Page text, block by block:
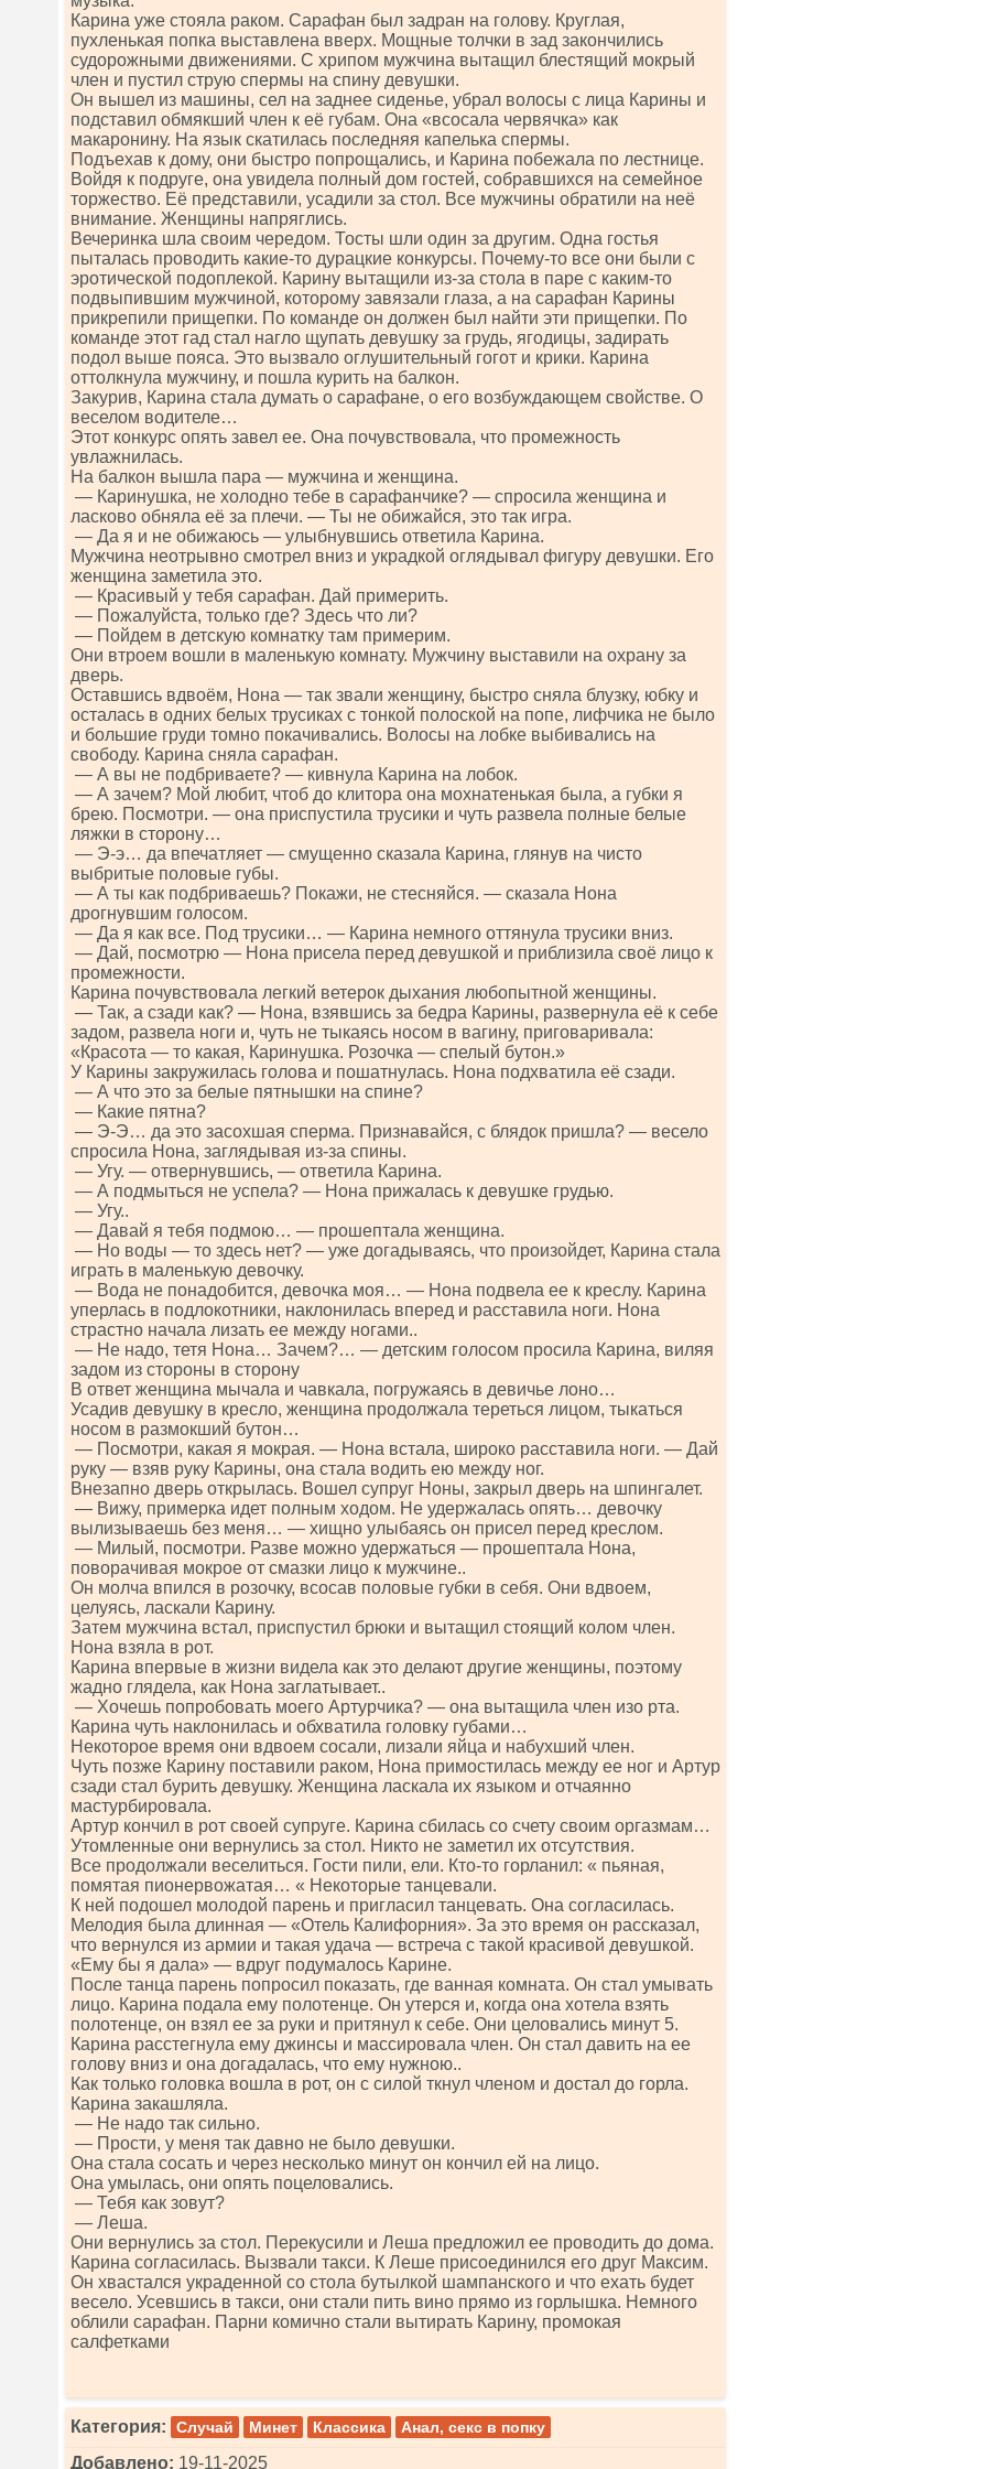
Карина уже стояла раком. Сарафан был задран на голову. Круглая,
пухленькая попка выставлена вверх. Мощные толчки в зад закончились
судорожными движениями. С хрипом мужчина вытащил блестящий мокрый
член и пустил струю спермы на спину девушки.
Он вышел из машины, сел на заднее сиденье, убрал волосы с лица Карины и
подставил обмякший член к её губам. Она «всосала червячка» как
макаронину. На язык скатилась последняя капелька спермы.
Подъехав к дому, они быстро попрощались, и Карина побежала по лестнице.
Войдя к подруге, она увидела полный дом гостей, собравшихся на семейное
торжество. Её представили, усадили за стол. Все мужчины обратили на неё
внимание. Женщины напряглись.
Вечеринка шла своим чередом. Тосты шли один за другим. Одна гостья
пыталась проводить какие-то дурацкие конкурсы. Почему-то все они были с
эротической подоплекой. Карину вытащили из-за стола в паре с каким-то
подвыпившим мужчиной, которому завязали глаза, а на сарафан Карины
прикрепили прищепки. По команде он должен был найти эти прищепки. По
команде этот гад стал нагло щупать девушку за грудь, ягодицы, задирать
подол выше пояса. Это вызвало оглушительный гогот и крики. Карина
оттолкнула мужчину, и пошла курить на балкон.
Закурив, Карина стала думать о сарафане, о его возбуждающем свойстве. О
веселом водителе…
Этот конкурс опять завел ее. Она почувствовала, что промежность
увлажнилась.
На балкон вышла пара — мужчина и женщина.
— Каринушка, не холодно тебе в сарафанчике? — спросила женщина и
ласково обняла её за плечи. — Ты не обижайся, это так игра.
— Да я и не обижаюсь — улыбнувшись ответила Карина.
Мужчина неотрывно смотрел вниз и украдкой оглядывал фигуру девушки. Его
женщина заметила это.
— Красивый у тебя сарафан. Дай примерить.
— Пожалуйста, только где? Здесь что ли?
— Пойдем в детскую комнатку там примерим.
Они втроем вошли в маленькую комнату. Мужчину выставили на охрану за
дверь.
Оставшись вдвоём, Нона — так звали женщину, быстро сняла блузку, юбку и
осталась в одних белых трусиках с тонкой полоской на попе, лифчика не было
и большие груди томно покачивались. Волосы на лобке выбивались на
свободу. Карина сняла сарафан.
— А вы не подбриваете? — кивнула Карина на лобок.
— А зачем? Мой любит, чтоб до клитора она мохнатенькая была, а губки я
брею. Посмотри. — она приспустила трусики и чуть развела полные белые
ляжки в сторону…
— Э-э… да впечатляет — смущенно сказала Карина, глянув на чисто
выбритые половые губы.
— А ты как подбриваешь? Покажи, не стесняйся. — сказала Нона
дрогнувшим голосом.
— Да я как все. Под трусики… — Карина немного оттянула трусики вниз.
— Дай, посмотрю — Нона присела перед девушкой и приблизила своё лицо к
промежности.
Карина почувствовала легкий ветерок дыхания любопытной женщины.
— Так, а сзади как? — Нона, взявшись за бедра Карины, развернула её к себе
задом, развела ноги и, чуть не тыкаясь носом в вагину, приговаривала:
«Красота — то какая, Каринушка. Розочка — спелый бутон.»
У Карины закружилась голова и пошатнулась. Нона подхватила её сзади.
— А что это за белые пятнышки на спине?
— Какие пятна?
— Э-Э… да это засохшая сперма. Признавайся, с блядок пришла? — весело
спросила Нона, заглядывая из-за спины.
— Угу. — отвернувшись, — ответила Карина.
— А подмыться не успела? — Нона прижалась к девушке грудью.
— Угу..
— Давай я тебя подмою… — прошептала женщина.
— Но воды — то здесь нет? — уже догадываясь, что произойдет, Карина стала
играть в маленькую девочку.
— Вода не понадобится, девочка моя… — Нона подвела ее к креслу. Карина
уперлась в подлокотники, наклонилась вперед и расставила ноги. Нона
страстно начала лизать ее между ногами..
— Не надо, тетя Нона… Зачем?… — детским голосом просила Карина, виляя
задом из стороны в сторону
В ответ женщина мычала и чавкала, погружаясь в девичье лоно…
Усадив девушку в кресло, женщина продолжала тереться лицом, тыкаться
носом в размокший бутон…
— Посмотри, какая я мокрая. — Нона встала, широко расставила ноги. — Дай
руку — взяв руку Карины, она стала водить ею между ног.
Внезапно дверь открылась. Вошел супруг Ноны, закрыл дверь на шпингалет.
— Вижу, примерка идет полным ходом. Не удержалась опять… девочку
вылизываешь без меня… — хищно улыбаясь он присел перед креслом.
— Милый, посмотри. Разве можно удержаться — прошептала Нона,
поворачивая мокрое от смазки лицо к мужчине..
Он молча впился в розочку, всосав половые губки в себя. Они вдвоем,
целуясь, ласкали Карину.
Затем мужчина встал, приспустил брюки и вытащил стоящий колом член.
Нона взяла в рот.
Карина впервые в жизни видела как это делают другие женщины, поэтому
жадно глядела, как Нона заглатывает..
— Хочешь попробовать моего Артурчика? — она вытащила член изо рта.
Карина чуть наклонилась и обхватила головку губами…
Некоторое время они вдвоем сосали, лизали яйца и набухший член.
Чуть позже Карину поставили раком, Нона примостилась между ее ног и Артур
сзади стал бурить девушку. Женщина ласкала их языком и отчаянно
мастурбировала.
Артур кончил в рот своей супруге. Карина сбилась со счету своим оргазмам…
Утомленные они вернулись за стол. Никто не заметил их отсутствия.
Все продолжали веселиться. Гости пили, ели. Кто-то горланил: « пьяная,
помятая пионервожатая… « Некоторые танцевали.
К ней подошел молодой парень и пригласил танцевать. Она согласилась.
Мелодия была длинная — «Отель Калифорния». За это время он рассказал,
что вернулся из армии и такая удача — встреча с такой красивой девушкой.
«Ему бы я дала» — вдруг подумалось Карине.
После танца парень попросил показать, где ванная комната. Он стал умывать
лицо. Карина подала ему полотенце. Он утерся и, когда она хотела взять
полотенце, он взял ее за руки и притянул к себе. Они целовались минут 5.
Карина расстегнула ему джинсы и массировала член. Он стал давить на ее
голову вниз и она догадалась, что ему нужною..
Как только головка вошла в рот, он с силой ткнул членом и достал до горла.
Карина закашляла.
— Не надо так сильно.
— Прости, у меня так давно не было девушки.
Она стала сосать и через несколько минут он кончил ей на лицо.
Она умылась, они опять поцеловались.
— Тебя как зовут?
— Леша.
Они вернулись за стол. Перекусили и Леша предложил ее проводить до дома.
Карина согласилась. Вызвали такси. К Леше присоединился его друг Максим.
Он хвастался украденной со стола бутылкой шампанского и что ехать будет
весело. Усевшись в такси, они стали пить вино прямо из горлышка. Немного
облили сарафан. Парни комично стали вытирать Карину, промокая
салфетками
Категория: Случай Минет Классика Анал, секс в попку
Добавлено: 19-11-2025